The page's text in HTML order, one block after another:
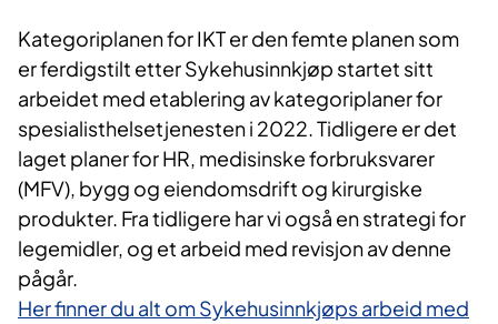
Kategoriplanen for IKT er den femte planen som
er ferdigstilt etter Sykehusinnkjøp startet sitt
arbeidet med etablering av kategoriplaner for
spesialisthelsetjenesten i 2022. Tidligere er det
laget planer for HR, medisinske forbruksvarer
(MFV), bygg og eiendomsdrift og kirurgiske
produkter. Fra tidligere har vi også en strategi for
legemidler, og et arbeid med revisjon av denne
pågår.
Her finner du alt om Sykehusinnkjøps arbeid med